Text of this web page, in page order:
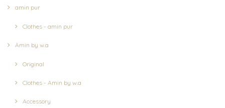
amin pur
Clothes - amin pur
Amin by w.a
Original
Clothes - Amin by w.a
Accessory